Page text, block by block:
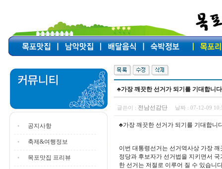
공지사항
축제&여행정보
목포맛집 프리뷰
♣가장 깨끗한 선거가 되기를 기대합니
글쓴이 : 전남선감단 날짜 : 07-12-09
♣가장 깨끗한 선거가 되기를 기대합니
이번 대통령선거는 선거역사상 가장
정당과 후보자가 선거법을 지키면서
한 선거는 저절로 이루어 질 수 있습니